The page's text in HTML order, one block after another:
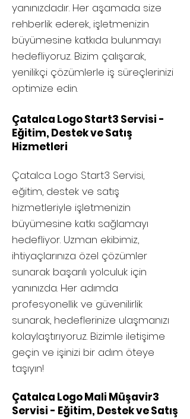
yanınızdadır. Her aşamada size
rehberlik ederek, işletmenizin
büyümesine katkıda bulunmayı
hedefliyoruz. Bizim çalışarak,
yenilikçi çözümlerle iş süreçlerinizi
optimize edin.
Çatalca Logo Start3 Servisi -
Eğitim, Destek ve Satış
Hizmetleri
Çatalca Logo Start3 Servisi,
eğitim, destek ve satış
hizmetleriyle işletmenizin
büyümesine katkı sağlamayı
hedefliyor. Uzman ekibimiz,
ihtiyaçlarınıza özel çözümler
sunarak başarılı yolculuk için
yanınızda. Her adımda
profesyonellik ve güvenilirlik
sunarak, hedeflerinize ulaşmanızı
kolaylaştırıyoruz. Bizimle iletişime
geçin ve işinizi bir adım öteye
taşıyın!
Çatalca Logo Mali Müşavir3
Servisi - Eğitim, Destek ve Satış